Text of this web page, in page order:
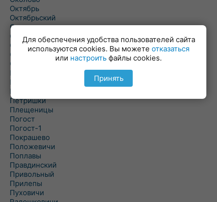
Октябрь
Октябрьский
Олехновичи
Омговичи
Оношки
Осовец
Острошицкий Городок
Пасека
Пастовичи
Першаи
Петришки
Плещеницы
Погост
Погост-1
Покрашево
Положевичи
Поплавы
Правдинский
Привольный
Прилепы
Пуховичи
Для обеспечения удобства пользователей сайта
используются cookies. Вы можете отказаться
или настроить файлы cookies.
Принять